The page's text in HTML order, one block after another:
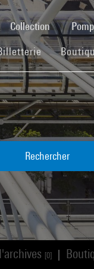
Collection
(current)
Rechercher
[0]